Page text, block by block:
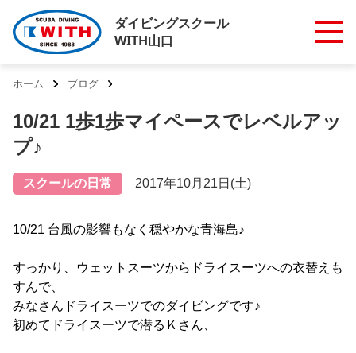
ダイビングスクール
WITH山口
ホーム ブログ
10/21 1歩1歩マイペースでレベルアッ
プ♪
スクールの日常 2017年10月21日(土)
10/21 台風の影響もなく穏やかな青海島♪
すっかり、ウェットスーツからドライスーツへの衣替えも
すんで、
みなさんドライスーツでのダイビングです♪
初めてドライスーツで潜るＫさん、